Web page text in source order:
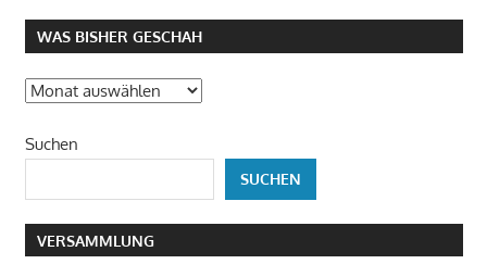
WAS BISHER GESCHAH
Was
geschah
Suchen
SUCHEN
VERSAMMLUNG